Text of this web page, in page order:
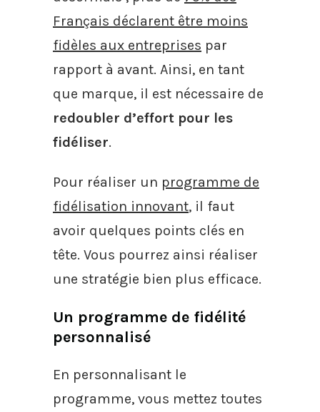
Français déclarent être moins
fidèles aux entreprises par
rapport à avant. Ainsi, en tant
que marque, il est nécessaire de
redoubler d’effort pour les
fidéliser.
Pour réaliser un programme de
fidélisation innovant, il faut
avoir quelques points clés en
tête. Vous pourrez ainsi réaliser
une stratégie bien plus efficace.
Un programme de fidélité
personnalisé
En personnalisant le
programme, vous mettez toutes